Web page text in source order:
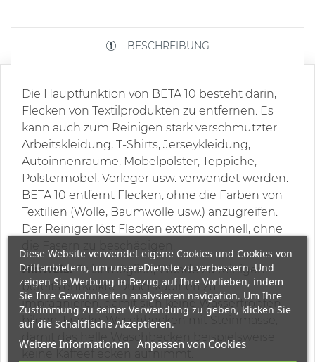
BESCHREIBUNG
Die Hauptfunktion von BETA 10 besteht darin,
Flecken von Textilprodukten zu entfernen. Es
kann auch zum Reinigen stark verschmutzter
Arbeitskleidung, T-Shirts, Jerseykleidung,
Autoinnenräume, Möbelpolster, Teppiche,
Polstermöbel, Vorleger usw. verwendet werden.
BETA 10 entfernt Flecken, ohne die Farben von
Textilien (Wolle, Baumwolle usw.) anzugreifen.
Der Reiniger löst Flecken extrem schnell, ohne
Hinweis:Es ist möglich, Wände zu reinigen,
bereits entkalkte Duschkabinen zu
imprägnieren, damit sich keine Wassertropfen
bilden, Franke-Waschbecken mit Steinmasse,
damit das helle Waschbecken beispielsweise
keine Kaffeeflecken aufnimmt.
Diese Website verwendet eigene Cookies und Cookies von
Drittanbietern, um unsereDienste zu verbessern. Und
zeigen Sie Werbung in Bezug auf Ihre Vorlieben, indem
Sie Ihre Gewohnheiten analysieren navigation. Um Ihre
Zustimmung zu seiner Verwendung zu geben, klicken Sie
auf die Schaltfläche Akzeptieren.
Weitere Informationen Anpassen von Cookies